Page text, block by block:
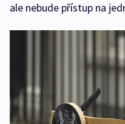
ale nebude přístup na